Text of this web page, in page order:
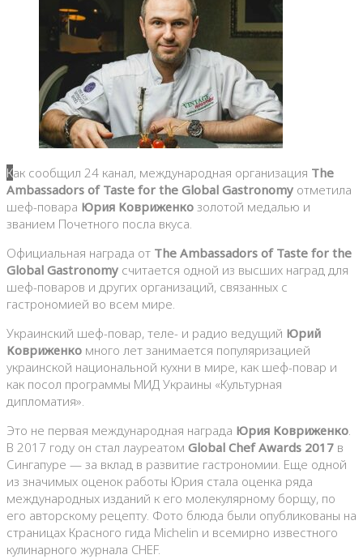
Как сообщил 24 канал, международная организация The
Ambassadors of Taste for the Global Gastronomy отметила
шеф-повара Юрия Ковриженко золотой медалью и
званием Почетного посла вкуса.
Официальная награда от The Ambassadors of Taste for the
Global Gastronomy считается одной из высших наград для
шеф-поваров и других организаций, связанных с
гастрономией во всем мире.
Украинский шеф-повар, теле- и радио ведущий Юрий
Ковриженко много лет занимается популяризацией
украинской национальной кухни в мире, как шеф-повар и
как посол программы МИД Украины «Культурная
дипломатия».
Это не первая международная награда Юрия Ковриженко.
В 2017 году он стал лауреатом Global Chef Awards 2017 в
Сингапуре — за вклад в развитие гастрономии. Еще одной
из значимых оценок работы Юрия стала оценка ряда
международных изданий к его молекулярному борщу, по
его авторскому рецепту. Фото блюда были опубликованы на
страницах Красного гида Michelin и всемирно известного
кулинарного журнала CHEF.